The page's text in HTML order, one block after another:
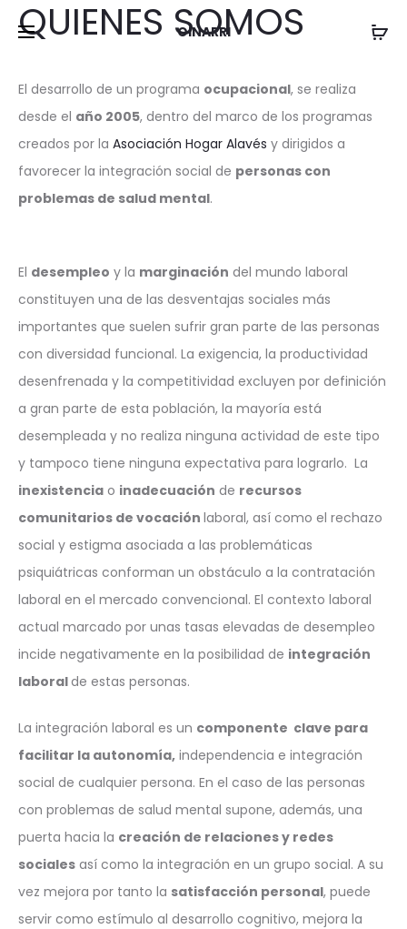
OINARRI
QUIENES SOMOS
El desarrollo de un programa ocupacional, se realiza
desde el año 2005, dentro del marco de los programas
creados por la Asociación Hogar Alavés y dirigidos a
favorecer la integración social de personas con
problemas de salud mental.
El desempleo y la marginación del mundo laboral
constituyen una de las desventajas sociales más
importantes que suelen sufrir gran parte de las personas
con diversidad funcional. La exigencia, la productividad
desenfrenada y la competitividad excluyen por definición
a gran parte de esta población, la mayoría está
desempleada y no realiza ninguna actividad de este tipo
y tampoco tiene ninguna expectativa para lograrlo. La
inexistencia o inadecuación de recursos
comunitarios de vocación laboral, así como el rechazo
social y estigma asociada a las problemáticas
psiquiátricas conforman un obstáculo a la contratación
laboral en el mercado convencional. El contexto laboral
actual marcado por unas tasas elevadas de desempleo
incide negativamente en la posibilidad de integración
laboralde estas personas.
La integración laboral es un componente clave para
facilitar la autonomía, independencia e integración
social de cualquier persona. En el caso de las personas
con problemas de salud mental supone, además, una
puerta hacia la creación de relaciones y redes
sociales así como la integración en un grupo social. A su
vez mejora por tanto la satisfacción personal, puede
servir como estímulo al desarrollo cognitivo, mejora la